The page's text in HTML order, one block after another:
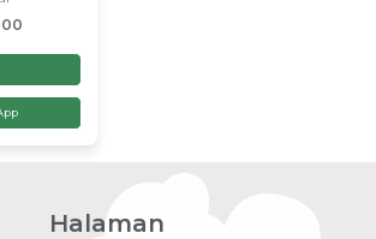
Halaman